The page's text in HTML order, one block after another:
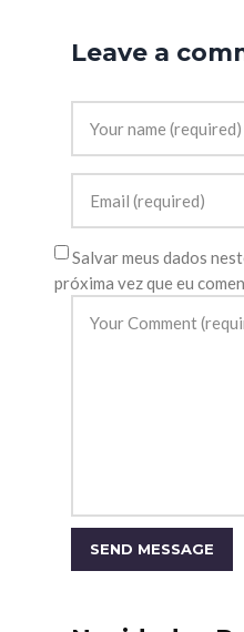
Leave a
Salvar meus dados
próxima vez que eu